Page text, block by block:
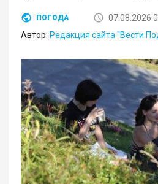
ПОГОДА
07.08.2026
Автор: Редакция сайта "Вести